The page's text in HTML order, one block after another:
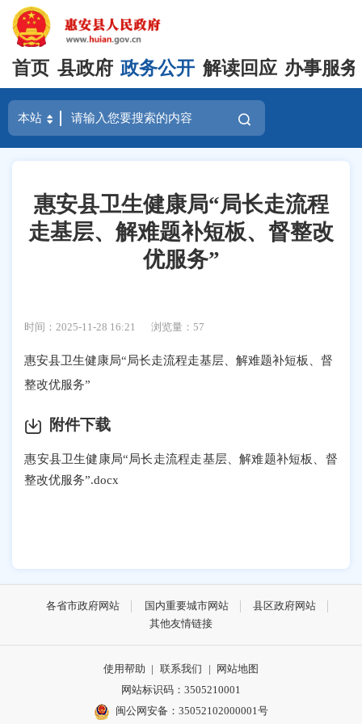
首页 县政府 政务公开 解读回应 办事服务
惠安县卫生健康局“局长走流程
走基层、解难题补短板、督整改
优服务”
时间：2025-11-28 16:21 浏览量：57
惠安县卫生健康局“局长走流程走基层、解难题补短板、督
整改优服务”
附件下载
惠安县卫生健康局“局长走流程走基层、解难题补短板、督
整改优服务”.docx
各省市政府网站 国内重要城市网站
县区政府网站
其他友情链接
使用帮助 | 联系我们 | 网站地图
网站标识码：3505210001
闽公网安备：35052102000001号